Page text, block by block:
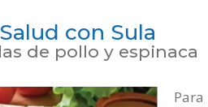
con Sula
de pollo y espinaca